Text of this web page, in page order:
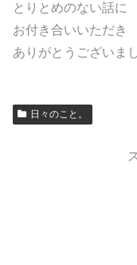
とりとめのない話に
お付き合いいただき
ありがとうございま
日々のこと。